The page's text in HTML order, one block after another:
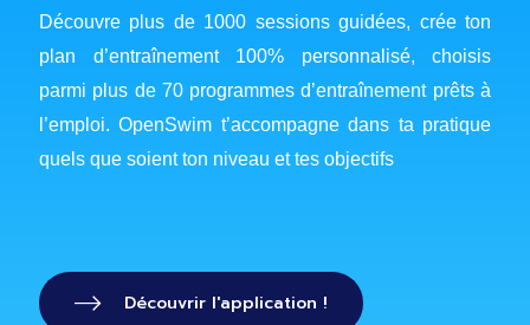
Découvre plus de 1000 sessions guidées, crée ton
plan d’entraînement 100% personnalisé, choisis
parmi plus de 70 programmes d’entraînement prêts à
l’emploi. OpenSwim t’accompagne dans ta pratique
quels que soient ton niveau et tes objectifs
Découvrir l'application !